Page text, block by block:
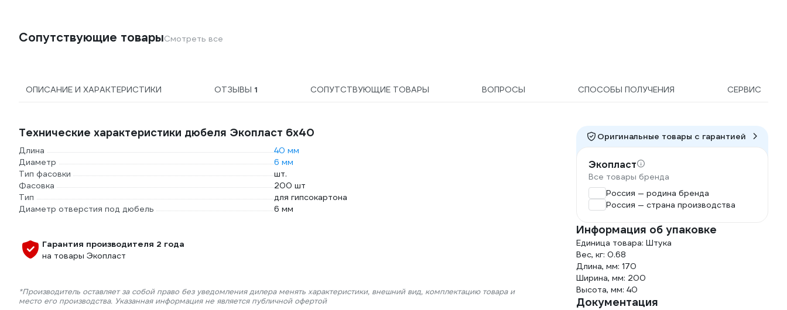
Сопутствующие товарыСмотреть все
ОПИСАНИЕ И ХАРАКТЕРИСТИКИ ОТЗЫВЫ 1 СОПУТСТВУЮЩИЕ ТОВАРЫ ВОПРОСЫ СПОСОБЫ ПОЛУЧЕНИЯ СЕРВИС
Технические характеристики дюбеля Экопласт 6х40
Длина
40 мм
Диаметр
6 мм
Тип фасовки
шт.
Фасовка
200 шт
Тип
для гипсокартона
Диаметр отверстия под дюбель
6 мм
Гарантия производителя 2 года
на товары Экопласт
*Производитель оставляет за собой право без уведомления дилера менять характеристики, внешний вид, комплектацию товара и
место его производства. Указанная информация не является публичной офертой
Оригинальные товары c гарантией
Экопласт
Все товары бренда
Россия — родина бренда
Россия — страна производства
Информация об упаковке
Единица товара: Штука
Вес, кг: 0.68
Длина, мм: 170
Ширина, мм: 200
Высота, мм: 40
Документация